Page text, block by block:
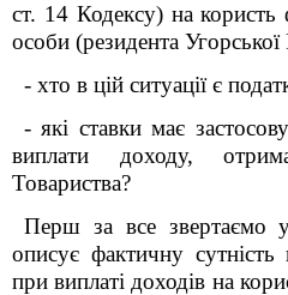
ст. 14 Кодексу) на
особи (резидента Угорської
- хто в цій ситуації є
- які ставки має
виплати доходу,
Товариства?
Перш за все звертаємо
описує фактичну сутність
при виплаті доходів на